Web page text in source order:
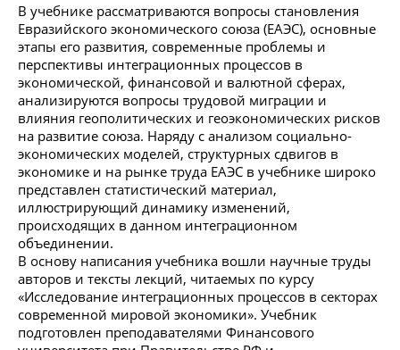
В учебнике рассматриваются вопросы становления
Евразийского экономического союза (ЕАЭС), основные
этапы его развития, современные проблемы и
перспективы интеграционных процессов в
экономической, финансовой и валютной сферах,
анализируются вопросы трудовой миграции и
влияния геополитических и геоэкономических рисков
на развитие союза. Наряду с анализом социально-
экономических моделей, структурных сдвигов в
экономике и на рынке труда ЕАЭС в учебнике широко
представлен статистический материал,
иллюстрирующий динамику изменений,
происходящих в данном интеграционном
объединении.
В основу написания учебника вошли научные труды
авторов и тексты лекций, читаемых по курсу
«Исследование интеграционных процессов в секторах
современной мировой экономики». Учебник
подготовлен преподавателями Финансового